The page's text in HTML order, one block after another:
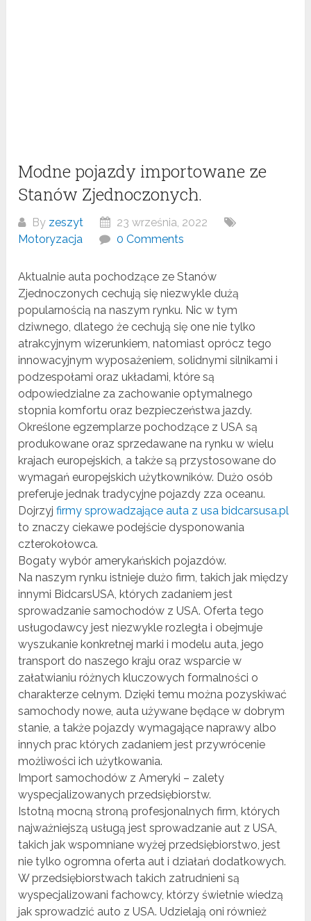
Modne pojazdy importowane ze
Stanów Zjednoczonych.
By zeszyt
23 września, 2022
Motoryzacja
0 Comments
Aktualnie auta pochodzące ze Stanów
Zjednoczonych cechują się niezwykle dużą
popularnością na naszym rynku. Nic w tym
dziwnego, dlatego że cechują się one nie tylko
atrakcyjnym wizerunkiem, natomiast oprócz tego
innowacyjnym wyposażeniem, solidnymi silnikami i
podzespołami oraz układami, które są
odpowiedzialne za zachowanie optymalnego
stopnia komfortu oraz bezpieczeństwa jazdy.
Określone egzemplarze pochodzące z USA są
produkowane oraz sprzedawane na rynku w wielu
krajach europejskich, a także są przystosowane do
wymagań europejskich użytkowników. Dużo osób
preferuje jednak tradycyjne pojazdy zza oceanu.
Dojrzyjfirmy sprowadzające auta z usa bidcarsusa.pl
to znaczy ciekawe podejście dysponowania
czterokołowca.
Bogaty wybór amerykańskich pojazdów.
Na naszym rynku istnieje dużo firm, takich jak między
innymi BidcarsUSA, których zadaniem jest
sprowadzanie samochodów z USA. Oferta tego
usługodawcy jest niezwykle rozległa i obejmuje
wyszukanie konkretnej marki i modelu auta, jego
transport do naszego kraju oraz wsparcie w
załatwianiu różnych kluczowych formalności o
charakterze celnym. Dzięki temu można pozyskiwać
samochody nowe, auta używane będące w dobrym
stanie, a także pojazdy wymagające naprawy albo
innych prac których zadaniem jest przywrócenie
możliwości ich użytkowania.
Import samochodów z Ameryki – zalety
wyspecjalizowanych przedsiębiorstw.
Istotną mocną stroną profesjonalnych firm, których
najważniejszą usługą jest sprowadzanie aut z USA,
takich jak wspomniane wyżej przedsiębiorstwo, jest
nie tylko ogromna oferta aut i działań dodatkowych.
W przedsiębiorstwach takich zatrudnieni są
wyspecjalizowani fachowcy, którzy świetnie wiedzą
jak sprowadzić auto z USA. Udzielają oni również